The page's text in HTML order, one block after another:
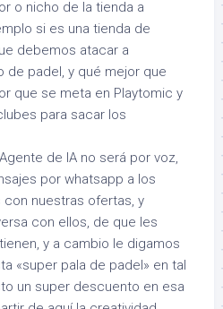
o nicho de la tienda a
si es una tienda de
debemos atacar a
de padel, y qué mejor que
que se meta en Playtomic y
para sacar los
de IA no será por voz,
por whatsapp a los
nuestras ofertas, y
con ellos, de que les
y a cambio le digamos
«super pala de padel» en tal
un super descuento en esa